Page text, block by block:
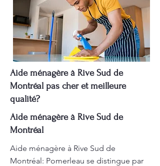
Aide ménagère à Rive Sud de
Montréal pas cher et meilleure
qualité?
Aide ménagère à Rive Sud de
Montréal
Aide ménagère à Rive Sud de
Montréal: Pomerleau se distingue par